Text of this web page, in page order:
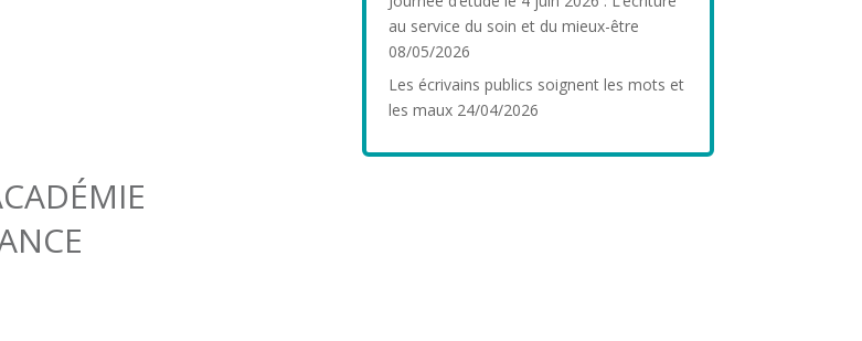
au service du soin et du mieux-être
08/05/2026
Les écrivains publics soignent les mots et
les maux 24/04/2026